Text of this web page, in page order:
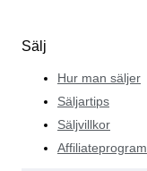
Sälj
Hur man säljer
Säljartips
Säljvillkor
Affiliateprogram